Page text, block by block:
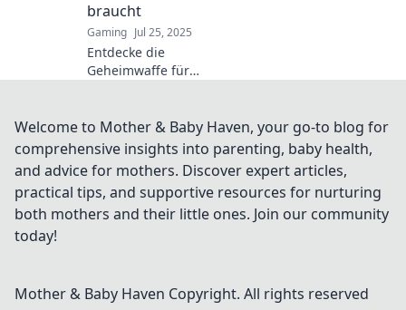
braucht
Gaming Jul 25, 2025
Entdecke die
Geheimwaffe für
deine Eco-Runden
und übernimmst
das Spiel. JETZT
lesen!
Welcome to Mother & Baby Haven, your go-to blog for
comprehensive insights into parenting, baby health,
and advice for mothers. Discover expert articles,
practical tips, and supportive resources for nurturing
both mothers and their little ones. Join our community
today!
Mother & Baby Haven Copyright. All rights reserved